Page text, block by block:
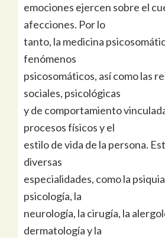
emociones ejercen sobre el
afecciones. Por lo
tanto, la medicina
fenómenos
psicosomáticos, así como las
sociales, psicológicas
y de comportamiento
procesos físicos y el
estilo de vida de la persona.
diversas
especialidades, como la
psicología, la
neurología, la cirugía, la
dermatología y la